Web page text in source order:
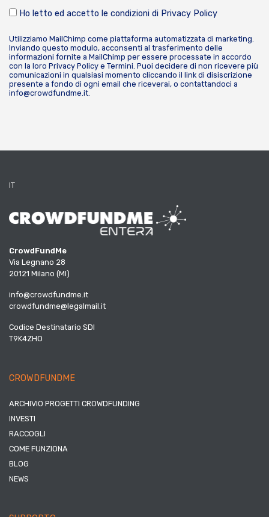
Ho letto ed accetto le condizioni di Privacy Policy
Utilizziamo MailChimp come piattaforma automatizzata di marketing.
Inviando questo modulo, acconsenti al trasferimento delle
informazioni fornite a MailChimp per essere processate in accordo
con la loro Privacy Policy e Termini. Puoi decidere di non ricevere più
comunicazioni in qualsiasi momento cliccando il link di disiscrizione
presente a fondo di ogni email che riceverai, o contattandoci a
info@crowdfundme.it.
IT
CrowdFundMe
Via Legnano 28
20121 Milano (MI)
info@crowdfundme.it
crowdfundme@legalmail.it
Codice Destinatario SDI
T9K4ZHO
CROWDFUNDME
ARCHIVIO PROGETTI CROWDFUNDING
INVESTI
RACCOGLI
COME FUNZIONA
BLOG
NEWS